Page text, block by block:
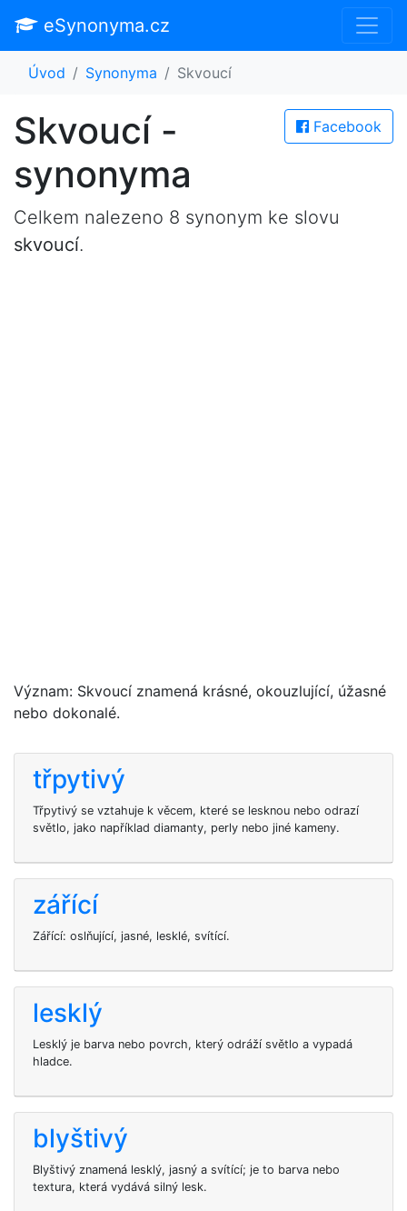
eSynonyma.cz
Úvod Synonyma Skvoucí
Facebook
Skvoucí -
synonyma
Celkem nalezeno 8 synonym ke slovu
skvoucí.
Význam: Skvoucí znamená krásné, okouzlující, úžasné
nebo dokonalé.
třpytivý
Třpytivý se vztahuje k věcem, které se lesknou nebo odrazí
světlo, jako například diamanty, perly nebo jiné kameny.
zářící
Zářící: oslňující, jasné, lesklé, svítící.
lesklý
Lesklý je barva nebo povrch, který odráží světlo a vypadá
hladce.
blyštivý
Blyštivý znamená lesklý, jasný a svítící; je to barva nebo
textura, která vydává silný lesk.